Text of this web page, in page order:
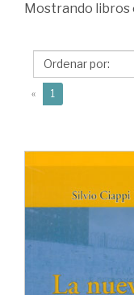
Ciappi,
Mostrando libros
« 1